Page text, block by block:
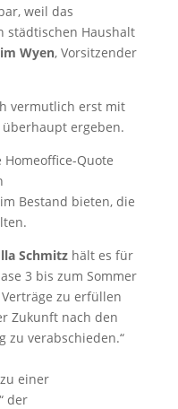
weil das
städtischen Haushalt
Wyen, Vorsitzender
vermutlich erst mit
ergeben.
Quote
Bestand bieten, die
Schmitzhält es für
3 bis zum Sommer
zu erfüllen
Zukunft nach den
zu verabschieden.“
einer
der